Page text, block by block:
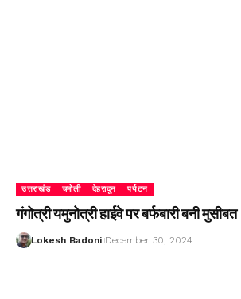
उत्तराखंड चमोली देहरादून पर्यटन
गंगोत्री यमुनोत्री हाईवे पर बर्फबारी बनी मुसीबत
Lokesh Badoni December 30, 2024